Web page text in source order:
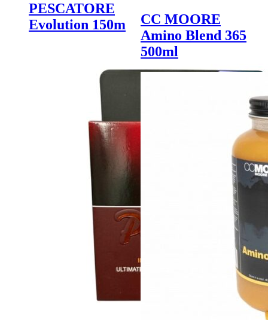
PESCATORE
Evolution 150m
CC MOORE
Amino Blend 365
500ml